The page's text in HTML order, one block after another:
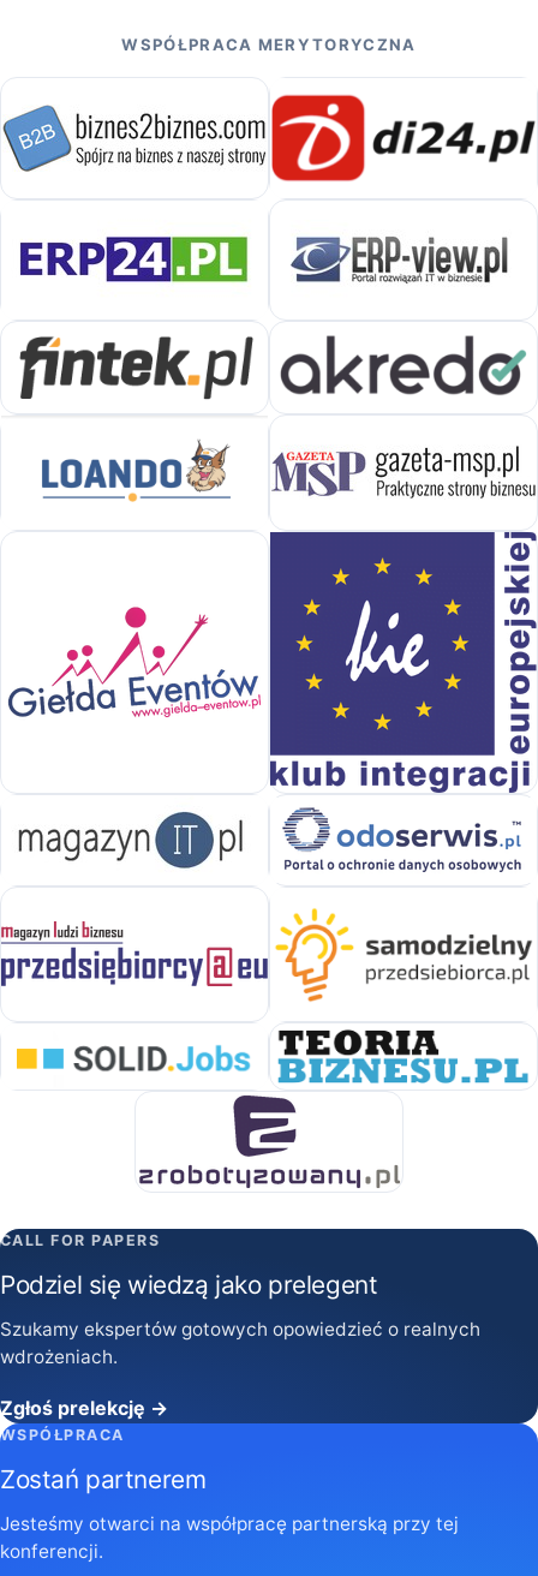
WSPÓŁPRACA MERYTORYCZNA
CALL FOR PAPERS
Podziel się wiedzą jako prelegent
Szukamy ekspertów gotowych opowiedzieć o realnych
wdrożeniach.
Zgłoś prelekcję →
WSPÓŁPRACA
Zostań partnerem
Jesteśmy otwarci na współpracę partnerską przy tej
konferencji.